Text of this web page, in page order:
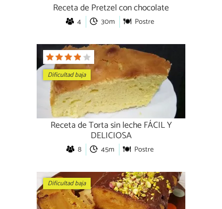
Receta de Pretzel con chocolate
4 30m Postre
Dificultad baja
Receta de Torta sin leche FÁCIL Y
DELICIOSA
8 45m Postre
Dificultad baja